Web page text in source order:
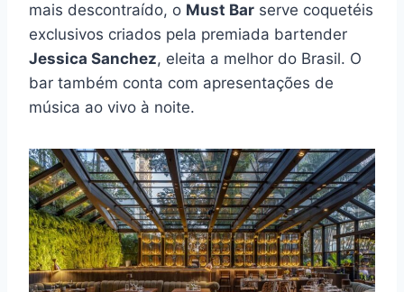
mais descontraído, o Must Bar serve coquetéis
exclusivos criados pela premiada bartender
Jessica Sanchez, eleita a melhor do Brasil. O
bar também conta com apresentações de
música ao vivo à noite.